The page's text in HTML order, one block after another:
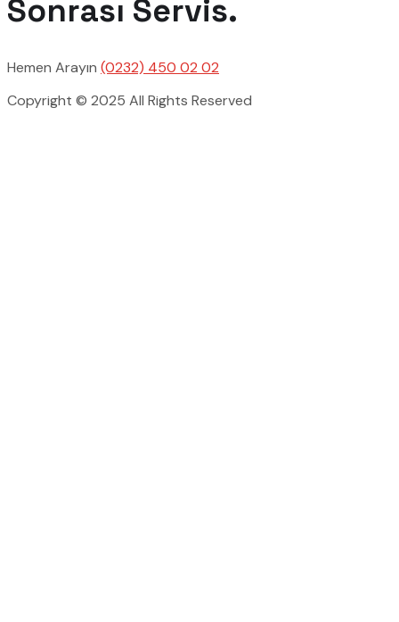
Sonrası Servis.
Hemen Arayın (0232) 450 02 02
Copyright © 2025 All Rights Reserved